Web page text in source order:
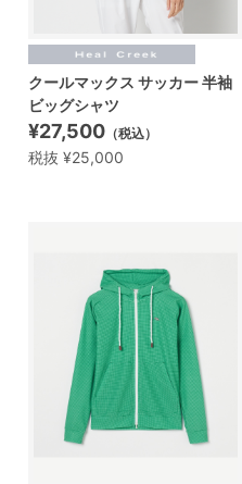
クールマックス サッカー 半袖
ビッグシャツ
¥27,500 （税込）
税抜 ¥25,000